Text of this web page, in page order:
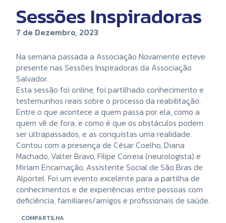
COMPARTILHA
Sessões Inspiradoras
7 de Dezembro, 2023
Na semana passada a Associação Novamente esteve
presente nas Sessões Inspiradoras da Associação
Salvador.
Esta sessão foi online, foi partilhado conhecimento e
testemunhos reais sobre o processo da reabilitação.
Entre o que acontece a quem passa por ela, como a
quem vê de fora, e como é que os obstáculos podem
ser ultrapassados, e as conquistas uma realidade.
Contou com a presença de César Coelho, Diana
Machado, Valter Bravo, Filipe Correia (neurologista) e
Miriam Encarnação, Assistente Social de São Bras de
Alportel. Foi um evento excelente para a partilha de
conhecimentos e de experiências entre pessoas com
deficiência, familiares/amigos e profissionais de saúde.